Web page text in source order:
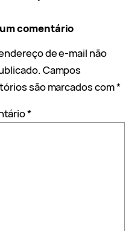
comentário
de e-mail não
Campos
são marcados com*
*